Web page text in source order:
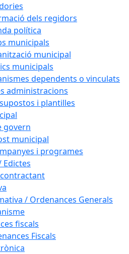
dels regidors
política
municipals
municipal
municipals
dependents o vinculats
administracions
i plantilles
govern
municipal
i programes
Edictes
/ Ordenances Generals
fiscals
Fiscals